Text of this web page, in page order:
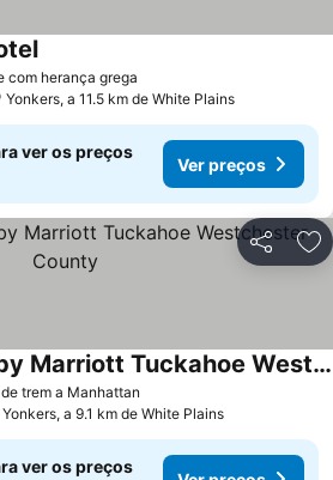
com herança grega
Ver preços
Yonkers, a 11.5 km de White Plains
ver os preços
Ver preços
Partilhar
trem a Manhattan
SpringHill Suites by Marriott Tuckahoe Westchester County
Yonkers, a 9.1 km de White Plains
ver os preços